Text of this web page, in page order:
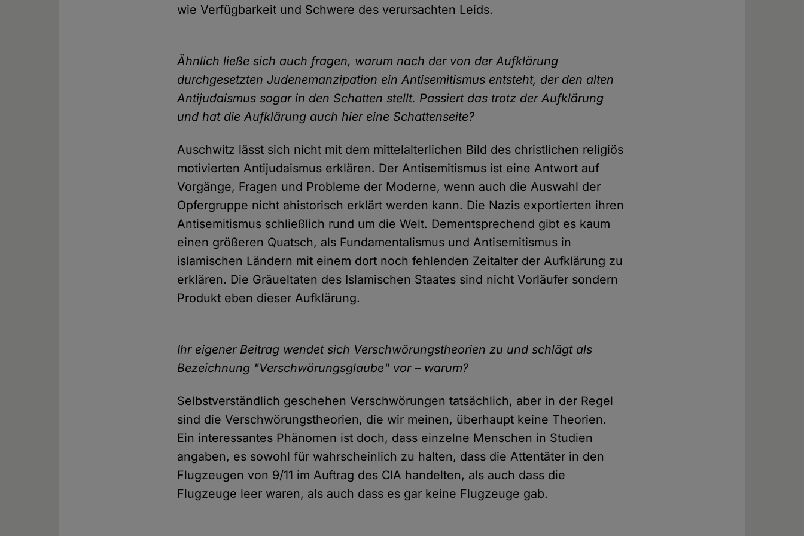
wie Verfügbarkeit und Schwere des verursachten Leids.
Ähnlich ließe sich auch fragen, warum nach der von der Aufklärung
durchgesetzten Judenemanzipation ein Antisemitismus entsteht, der den alten
Antijudaismus sogar in den Schatten stellt. Passiert das trotz der Aufklärung
und hat die Aufklärung auch hier eine Schattenseite?
Auschwitz lässt sich nicht mit dem mittelalterlichen Bild des christlichen religiös
motivierten Antijudaismus erklären. Der Antisemitismus ist eine Antwort auf
Vorgänge, Fragen und Probleme der Moderne, wenn auch die Auswahl der
Opfergruppe nicht ahistorisch erklärt werden kann. Die Nazis exportierten ihren
Antisemitismus schließlich rund um die Welt. Dementsprechend gibt es kaum
einen größeren Quatsch, als Fundamentalismus und Antisemitismus in
islamischen Ländern mit einem dort noch fehlenden Zeitalter der Aufklärung zu
erklären. Die Gräueltaten des Islamischen Staates sind nicht Vorläufer sondern
Produkt eben dieser Aufklärung.
Ihr eigener Beitrag wendet sich Verschwörungstheorien zu und schlägt als
Bezeichnung "Verschwörungsglaube" vor – warum?
Selbstverständlich geschehen Verschwörungen tatsächlich, aber in der Regel
sind die Verschwörungstheorien, die wir meinen, überhaupt keine Theorien.
Ein interessantes Phänomen ist doch, dass einzelne Menschen in Studien
angaben, es sowohl für wahrscheinlich zu halten, dass die Attentäter in den
Flugzeugen von 9/11 im Auftrag des CIA handelten, als auch dass die
Flugzeuge leer waren, als auch dass es gar keine Flugzeuge gab.